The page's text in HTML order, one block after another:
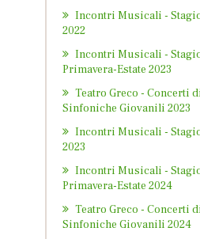
Incontri Musicali -
2022
Incontri Musicali -
Primavera-Estate 2023
Teatro Greco - Concerti
Sinfoniche Giovanili 2023
Incontri Musicali -
2023
Incontri Musicali -
Primavera-Estate 2024
Teatro Greco - Concerti
Sinfoniche Giovanili 2024